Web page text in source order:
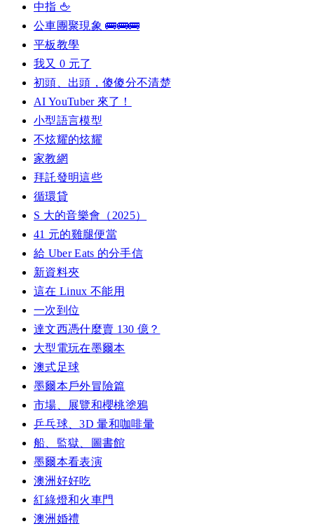
中指 🖕
公車團聚現象 🚌🚌🚌
平板教學
我又 0 元了
初頭、出頭，傻傻分不清楚
AI YouTuber 來了！
小型語言模型
不炫耀的炫耀
家教網
拜託發明這些
循環貸
S 大的音樂會（2025）
41 元的雞腿便當
給 Uber Eats 的分手信
新資料夾
這在 Linux 不能用
一次到位
達文西憑什麼賣 130 億？
大型電玩在墨爾本
澳式足球
墨爾本戶外冒險篇
市場、展覽和櫻桃塗鴉
乒乓球、3D 暈和咖啡暈
船、監獄、圖書館
墨爾本看表演
澳洲好好吃
紅綠燈和火車門
澳洲婚禮